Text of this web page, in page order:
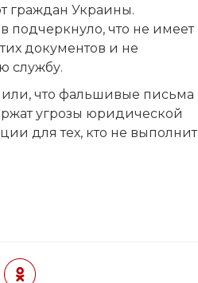
граждан Украины.
подчеркнуло, что не имеет
документов и не
службу.
что фальшивые письма
угрозы юридической
для тех, кто не выполнит